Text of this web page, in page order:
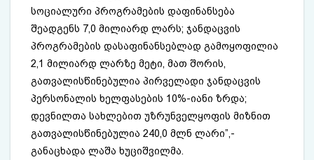
სოციალური პროგრამების დაფინანსება
შეადგენს 7,0 მილიარდ ლარს; ჯანდაცვის
პროგრამების დასაფინანსებლად გამოყოფილია
2,1 მილიარდ ლარზე მეტი, მათ შორის,
გათვალისწინებულია პირველადი ჯანდაცვის
პერსონალის ხელფასების 10%-იანი ზრდა;
დევნილთა სახლებით უზრუნველყოფის მიზნით
გათვალისწინებულია 240,0 მლნ ლარი”,-
განაცხადა ლაშა ხუციშვილმა.